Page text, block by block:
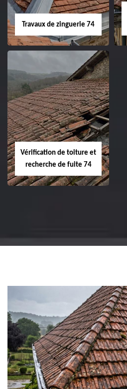
Travaux de zinguerie 74
Vérification de toiture et
recherche de fuite 74